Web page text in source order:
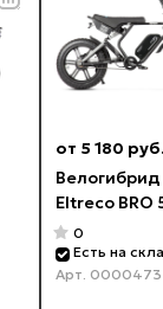
от 5 180
Велогибрид
Eltreco BRO
0
Есть на
Арт.